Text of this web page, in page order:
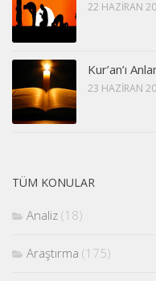
22 HAZIRAN
Kur’an’ı
23 HAZIRAN
TÜM KONULAR
Analiz (18)
Araştırma (175)